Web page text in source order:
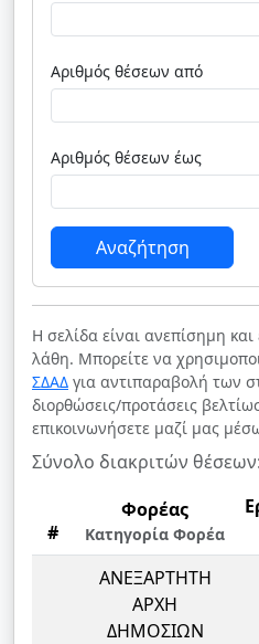
Αριθμός θέσεων από
Αριθμός θέσεων έως
Αναζήτηση
Η σελίδα είναι ανεπίσημη και
λάθη. Μπορείτε να
ΣΔΑΔ για αντιπαραβολή των
διορθώσεις/προτάσεις
επικοινωνήσετε μαζί μας
Σύνολο διακριτών
#
Φορέας
Κατηγορία Φορέα
ΑΝΕΞΑΡΤΗΤΗ
ΑΡΧΗ
ΔΗΜΟΣΙΩΝ